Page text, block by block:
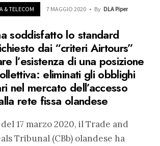
& TELECOM 7 MAGGIO 2020 • By DLA Piper
soddisfatto lo standard
dai “criteri Airtours”
l’esistenza di una posizione
eliminati gli obblighi
nel mercato dell’accesso
rete fissa olandese
17 marzo 2020, il Trade and
Tribunal (CBb) olandese ha